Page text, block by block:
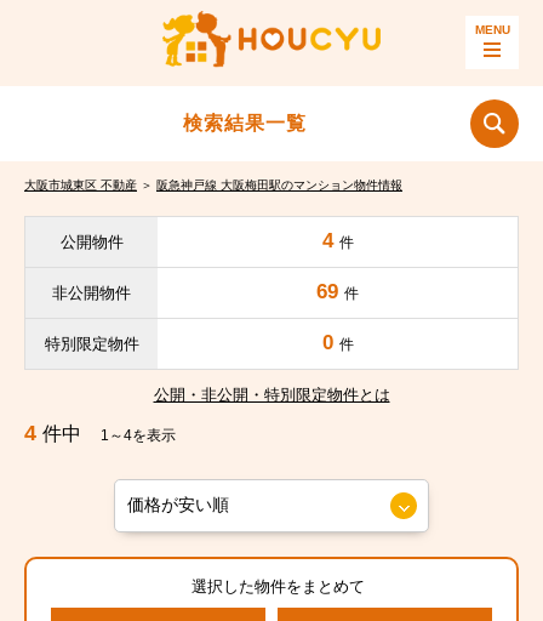
検索結果一覧
大阪市城東区 不動産 ＞ 阪急神戸線 大阪梅田駅のマンション物件情報
公開物件 4 件
非公開物件 69 件
特別限定物件 0 件
公開・非公開・特別限定物件とは
4 件中 1～4を表示
選択した物件をまとめて